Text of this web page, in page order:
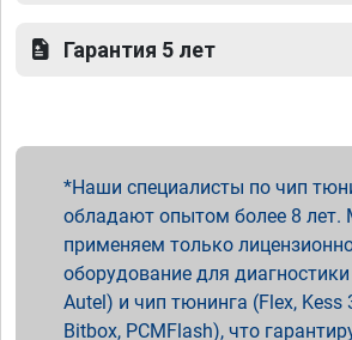
Гарантия 5 лет
Наши специалисты по чип
обладают опытом более 8
применяем только
оборудование для
Autel) и чип тюнинга (Flex, Kess
Bitbox, PCMFlash), что